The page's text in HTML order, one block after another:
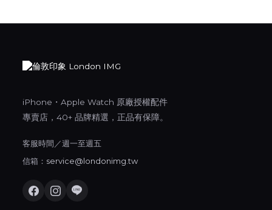
iPhone・Apple Watch 原廠授權配件
專賣店，40+ 品牌精選，正品有保障。
客服時間／週一至週五
信箱： service@londonimg.tw